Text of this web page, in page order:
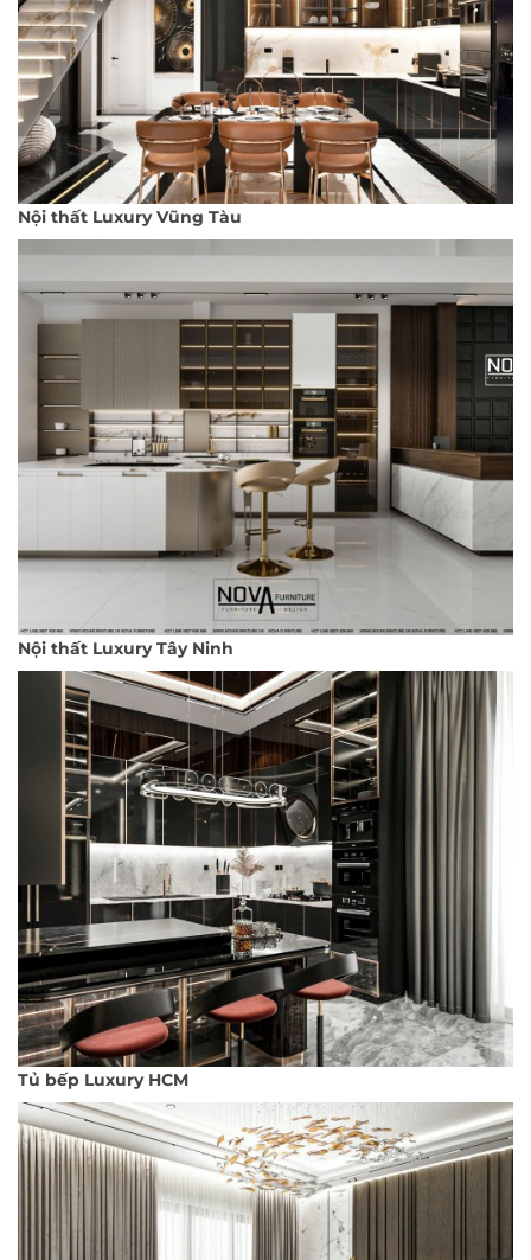
Nội thất Luxury Vũng Tàu
Nội thất Luxury Tây Ninh
Tủ bếp Luxury HCM